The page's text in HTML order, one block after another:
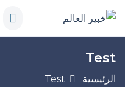
Test
الرئيسية Test